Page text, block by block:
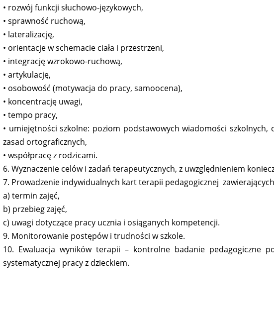
• rozwój funkcji słuchowo-językowych,
• sprawność ruchową,
• lateralizację,
• orientacje w schemacie ciała i przestrzeni,
• integrację wzrokowo-ruchową,
• artykulację,
• osobowość (motywacja do pracy, samoocena),
• koncentrację uwagi,
• tempo pracy,
• umiejętności szkolne: poziom podstawowych wiadomości
zasad ortograficznych,
• współpracę z rodzicami.
6. Wyznaczenie celów i zadań terapeutycznych, z uwzględnieniem
7. Prowadzenie indywidualnych kart terapii pedagogicznej
a) termin zajęć,
b) przebieg zajęć,
c) uwagi dotyczące pracy ucznia i osiąganych kompetencji.
9. Monitorowanie postępów i trudności w szkole.
10. Ewaluacja wyników terapii – kontrolne badanie
systematycznej pracy z dzieckiem.